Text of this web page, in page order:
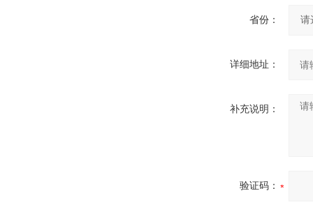
省份：
详细地址：
补充说明：
验证码：